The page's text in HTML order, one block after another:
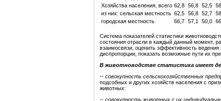
Хозяйства населения, всего 62,8 56,8 52,5
из них: сельская местность 62,5 56,8 52,7
городская местность
66,7 57,1 50,0
Система показателей статистики
состояния отрасли в каждый данный момент,
взаимосвязи, оценить эффективность
диспропорции, показать возможные пути их
В животноводстве статистика имеет
-- совокупность сельскохозяйственных
подсобных и других хозяйств населения с
животных:
-- совокупность животных с их